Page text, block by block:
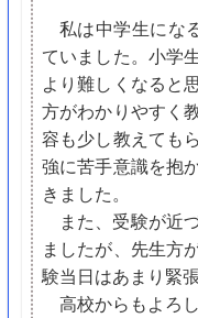
私は中学生にな
ていました。小学
より難しくなると
方がわかりやすく
容も少し教えても
強に苦手意識を抱
きました。
また、受験が近
ましたが、先生方
験当日はあまり緊
高校からもよろ